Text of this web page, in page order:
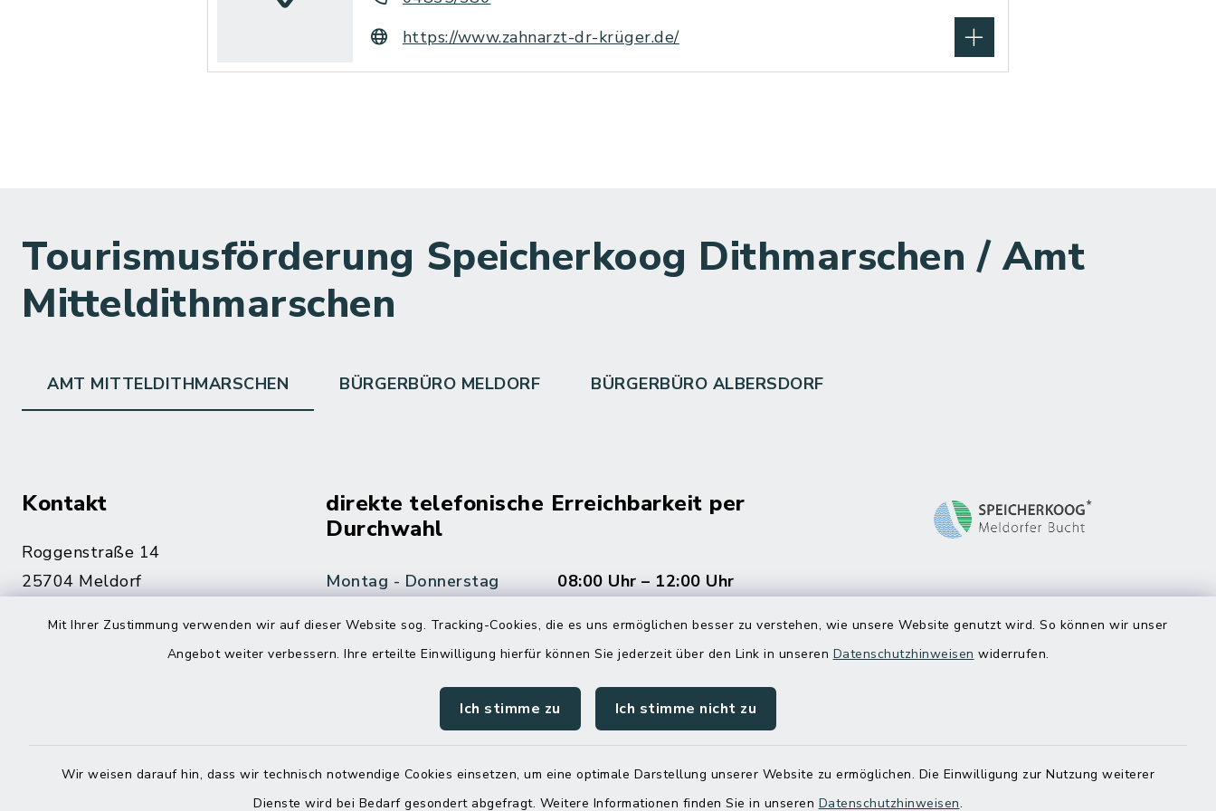
Mit Ihrer Zustimmung verwenden wir auf dieser Website sog. Tracking-Cookies, die es uns ermöglichen besser zu verstehen, wie unsere Website genutzt wird. So können wir unser
Angebot weiter verbessern. Ihre erteilte Einwilligung hierfür können Sie jederzeit über den Link in unseren Datenschutzhinweisen widerrufen.
Ich stimme zu Ich stimme nicht zu
Wir weisen darauf hin, dass wir technisch notwendige Cookies einsetzen, um eine optimale Darstellung unserer Website zu ermöglichen. Die Einwilligung zur Nutzung weiterer
Dienste wird bei Bedarf gesondert abgefragt. Weitere Informationen finden Sie in unseren Datenschutzhinweisen.
https://www.zahnarzt-dr-krüger.de/
Tourismusförderung Speicherkoog Dithmarschen / Amt
Mitteldithmarschen
AMT MITTELDITHMARSCHEN BÜRGERBÜRO MELDORF BÜRGERBÜRO ALBERSDORF
Kontakt
Roggenstraße 14
25704 Meldorf
04832 6065-0
04832 6065-215
direkte telefonische Erreichbarkeit per
Durchwahl
Montag - Donnerstag
08:00 Uhr – 12:00 Uhr
14:00 Uhr – 16:00 Uhr
Freitag
08:00 Uhr – 12:00 Uhr
Online-Terminvereinbarung
Haben Sie ein dringendes Anliegen, finden aber online
keinen zeitnahen Termin? Rufen Sie uns gerne unter der